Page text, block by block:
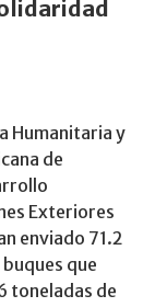
Humanitaria y
de
Exteriores
enviado 71.2
que
toneladas de